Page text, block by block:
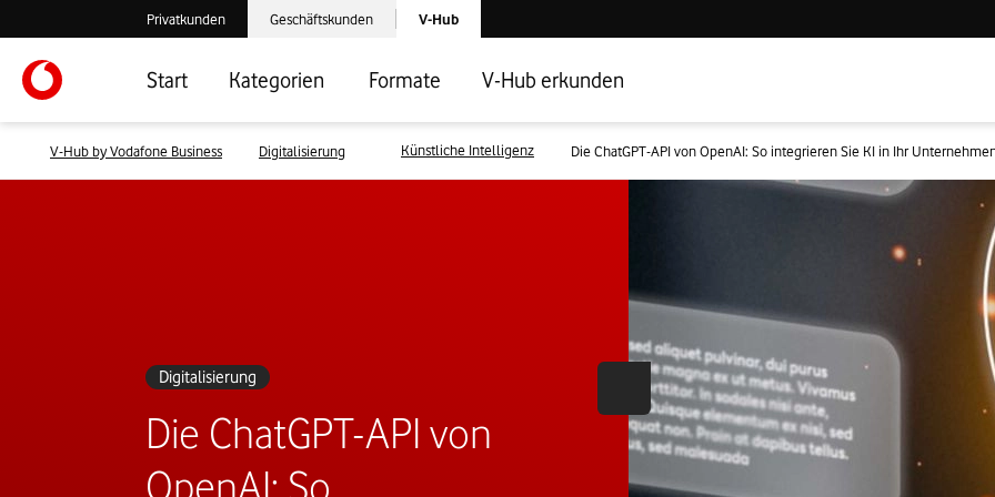
Verlassen der V-Hub Webseite: Zum Privatkundenbereich
Privatkunden Verlassen der V-Hub Webseite: Zum Geschäftskundenbereich
Geschäftskunden Laden der V-Hub Startseite
V-Hub
Start Kategorien Formate V-Hub erkunden
V-Hub by Vodafone Business Digitalisierung Künstliche Intelligenz Die ChatGPT-API von OpenAI: So integrieren Sie KI in Ihr
Digitalisierung
Die ChatGPT-API von
OpenAI: So